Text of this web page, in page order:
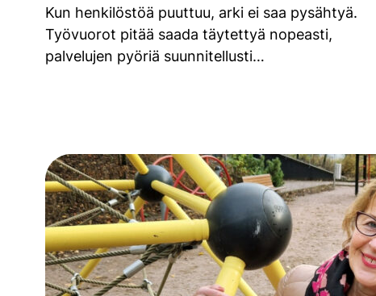
Kun henkilöstöä puuttuu, arki ei saa pysähtyä.
Työvuorot pitää saada täytettyä nopeasti,
palvelujen pyöriä suunnitellusti…